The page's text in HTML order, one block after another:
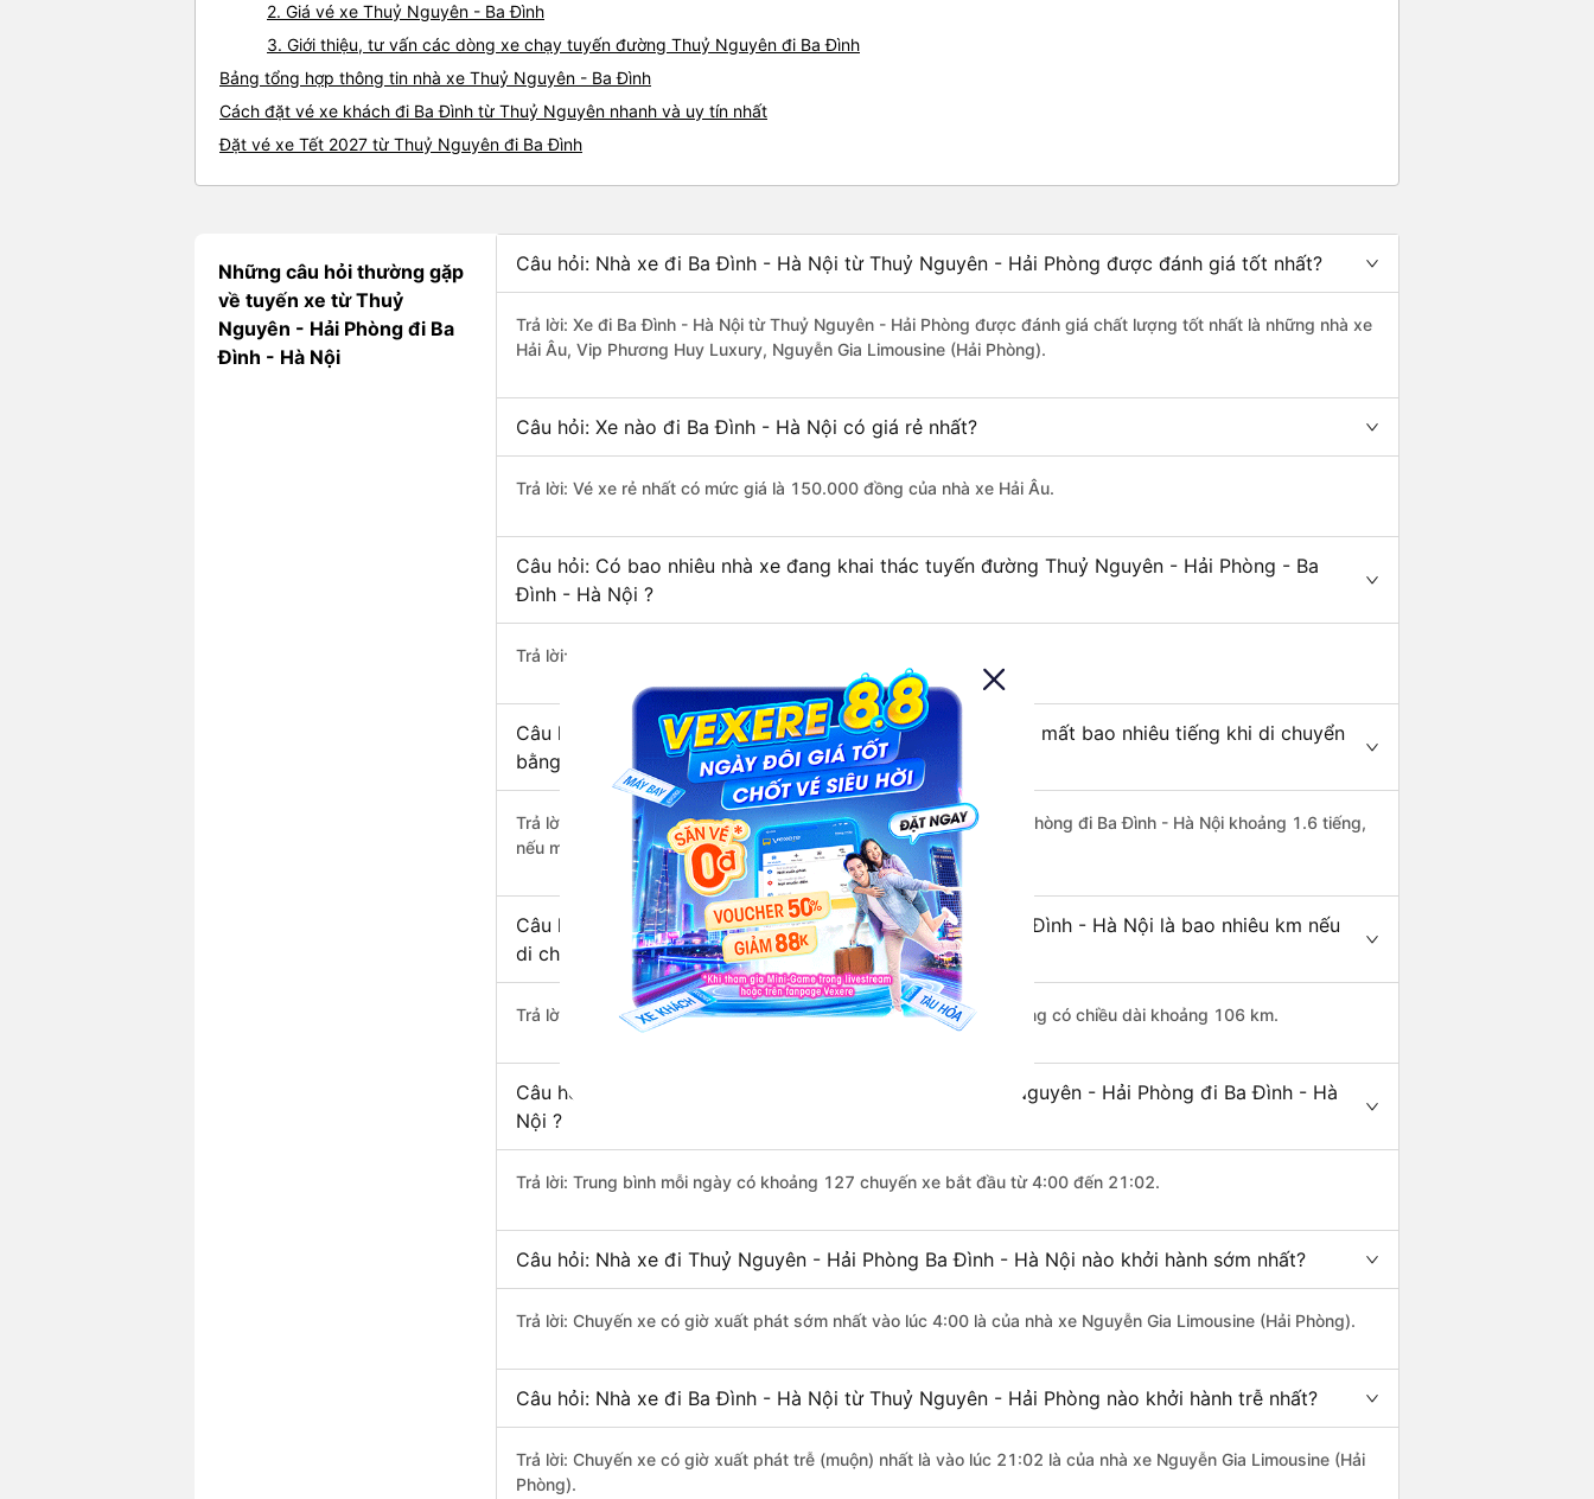
2. Giá vé xe Thuỷ Nguyên - Ba Đình
3. Giới thiệu, tư vấn các dòng xe chạy tuyến đường Thuỷ Nguyên đi Ba Đình
Bảng tổng hợp thông tin nhà xe Thuỷ Nguyên - Ba Đình
Cách đặt vé xe khách đi Ba Đình từ Thuỷ Nguyên nhanh và uy tín nhất
Đặt vé xe Tết 2027 từ Thuỷ Nguyên đi Ba Đình
Những câu hỏi thường gặp
về tuyến xe từ Thuỷ
Nguyên - Hải Phòng đi Ba
Đình - Hà Nội
Câu hỏi: Nhà xe đi Ba Đình - Hà Nội từ Thuỷ Nguyên - Hải Phòng được đánh giá tốt nhất?
Trả lời: Xe đi Ba Đình - Hà Nội từ Thuỷ Nguyên - Hải Phòng được đánh giá chất lượng tốt nhất là những nhà xe
Hải Âu, Vip Phương Huy Luxury, Nguyễn Gia Limousine (Hải Phòng).
Câu hỏi: Xe nào đi Ba Đình - Hà Nội có giá rẻ nhất?
Trả lời: Vé xe rẻ nhất có mức giá là 150.000 đồng của nhà xe Hải Âu.
Câu hỏi: Có bao nhiêu nhà xe đang khai thác tuyến đường Thuỷ Nguyên - Hải Phòng - Ba
Đình - Hà Nội ?
Trả lời: Hiện tại có 3 nhà xe khai thác tuyến đường.
Câu hỏi: Từ Thuỷ Nguyên - Hải Phòng đi Ba Đình - Hà Nội mất bao nhiêu tiếng khi di chuyển
bằng xe khách?
Trả lời: Thời gian di chuyển bằng xe khách từ Thuỷ Nguyên - Hải Phòng đi Ba Đình - Hà Nội khoảng 1.6 tiếng,
nếu mật độ giao thông thuận lợi.
Câu hỏi: Khoảng cách từ Thuỷ Nguyên - Hải Phòng đi Ba Đình - Hà Nội là bao nhiêu km nếu
di chuyển bằng xe khách?
Trả lời: Đoạn đường đi Ba Đình - Hà Nội từ Thuỷ Nguyên - Hải Phòng có chiều dài khoảng 106 km.
Câu hỏi: Mỗi ngày có bao nhiêu chuyến xe khách Thuỷ Nguyên - Hải Phòng đi Ba Đình - Hà
Nội ?
Trả lời: Trung bình mỗi ngày có khoảng 127 chuyến xe bắt đầu từ 4:00 đến 21:02.
Câu hỏi: Nhà xe đi Thuỷ Nguyên - Hải Phòng Ba Đình - Hà Nội nào khởi hành sớm nhất?
Trả lời: Chuyến xe có giờ xuất phát sớm nhất vào lúc 4:00 là của nhà xe Nguyễn Gia Limousine (Hải Phòng).
Câu hỏi: Nhà xe đi Ba Đình - Hà Nội từ Thuỷ Nguyên - Hải Phòng nào khởi hành trễ nhất?
Trả lời: Chuyến xe có giờ xuất phát trễ (muộn) nhất là vào lúc 21:02 là của nhà xe Nguyễn Gia Limousine (Hải
Phòng).